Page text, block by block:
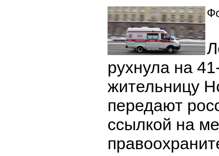
рухнула на
жительницу
передают
ссылкой на